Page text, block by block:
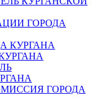
ГОРОДА
КУРГАНА
ГОРОДА